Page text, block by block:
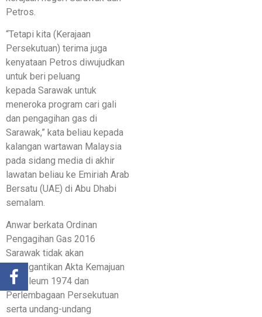
Petros.
“Tetapi kita (Kerajaan
Persekutuan) terima juga
kenyataan Petros diwujudkan
untuk beri peluang
kepada Sarawak untuk
meneroka program cari gali
dan pengagihan gas di
Sarawak,” kata beliau kepada
kalangan wartawan Malaysia
pada sidang media di akhir
lawatan beliau ke Emiriah Arab
Bersatu (UAE) di Abu Dhabi
semalam.
Anwar berkata Ordinan
Pengagihan Gas 2016
Sarawak tidak akan
menggantikan Akta Kemajuan
Petroleum 1974 dan
Perlembagaan Persekutuan
serta undang-undang